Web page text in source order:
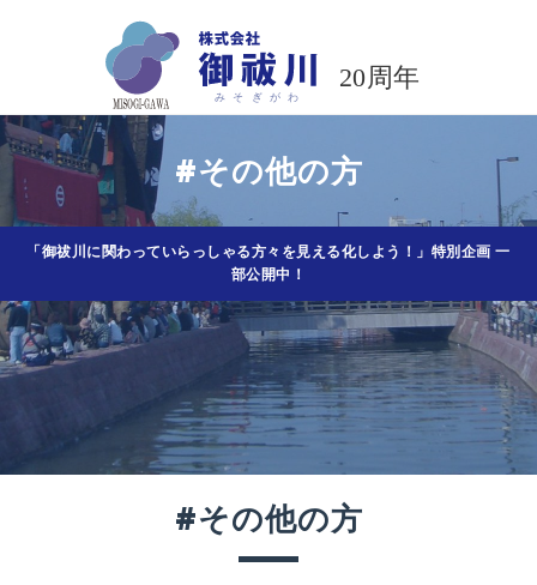
ツ
キ
#その他の方
「御祓川に関わっていらっしゃる方々を見える化しよう！」特別企画 一
部公開中！
#その他の方